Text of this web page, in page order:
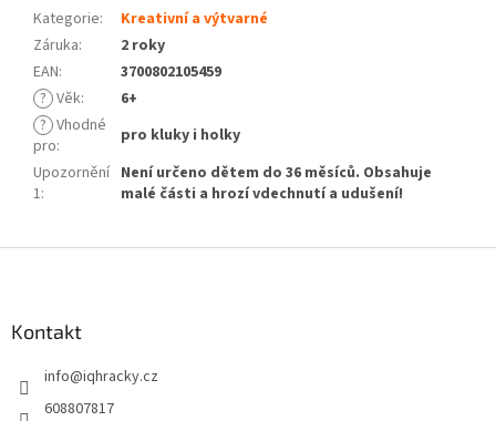
Kategorie:
Kreativní a výtvarné
Záruka:
2 roky
EAN:
3700802105459
? Věk:
6+
? Vhodné
pro:
pro kluky i holky
Upozornění
1:
Není určeno dětem do 36 měsíců. Obsahuje
malé části a hrozí vdechnutí a udušení!
Kontakt
info@iqhracky.cz
608807817